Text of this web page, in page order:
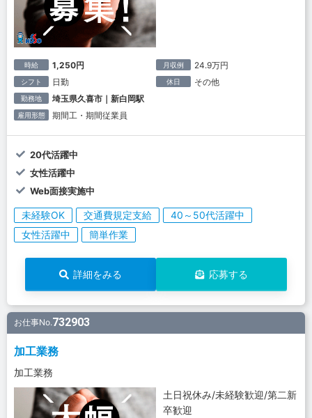
時給 1,250円 月収例 24.9万円
シフト 日勤 休日 その他
勤務地 埼玉県久喜市｜新白岡駅
雇用形態 期間工・期間従業員
20代活躍中
女性活躍中
Web面接実施中
未経験OK 交通費規定支給
40～50代活躍中
女性活躍中
簡単作業
詳細をみる 応募する
お仕事No.732903
加工業務
加工業務
土日祝休み/未経験歓迎/第二新
卒歓迎